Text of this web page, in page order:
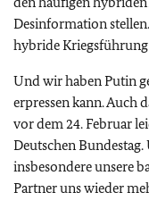
Desinformation
hybride Kriegsführung
Und wir haben Putin
erpressen kann. Auch
vor dem 24. Februar
Deutschen Bundestag.
insbesondere unsere
Partner uns wieder